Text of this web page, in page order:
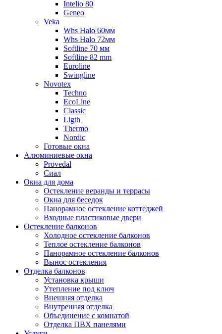
Intelio 80
Geneo
Veka
Whs Halo 60мм
Whs Halo 72мм
Softline 70 мм
Softline 82 mm
Euroline
Swingline
Novotex
Techno
EcoLine
Classic
Ligth
Thermo
Nordic
Готовые окна
Алюминиевые окна
Provedal
Сиал
Окна для дома
Остекление веранды и террасы
Окна для беседок
Панорамное остекление коттеджей
Входные пластиковые двери
Остекление балконов
Холодное остекление балконов
Теплое остекление балконов
Панорамное остекление балконов
Вынос остекления
Отделка балконов
Установка крыши
Утепление под ключ
Внешняя отделка
Внутренняя отделка
Объединение с комнатой
Отделка ПВХ панелями